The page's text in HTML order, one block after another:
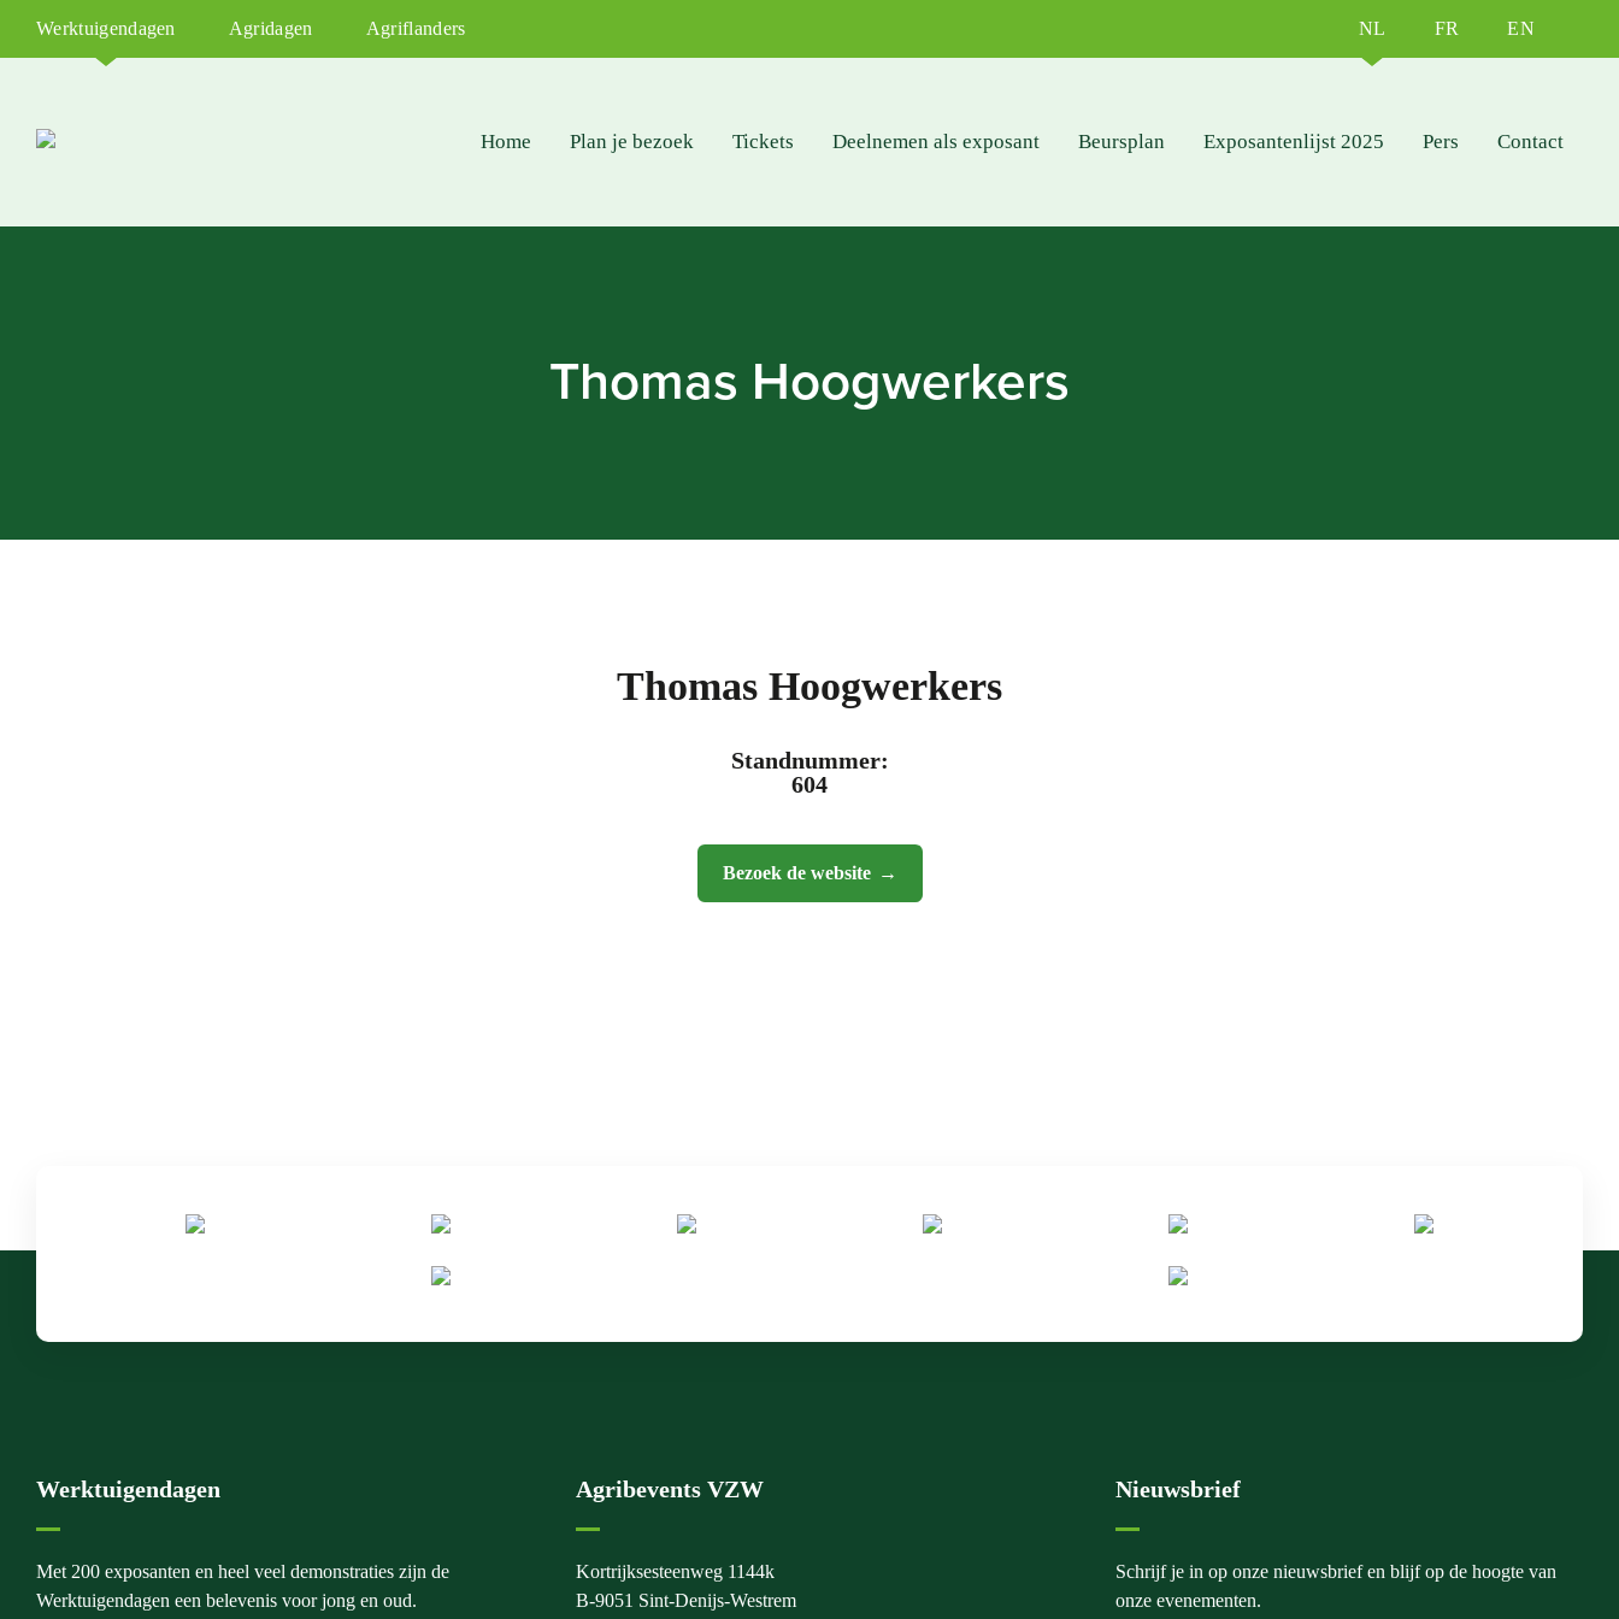
Werktuigendagen Agridagen Agriflanders NL FR EN
Home Plan je bezoek Tickets Deelnemen als exposant Beursplan Exposantenlijst 2025 Pers Contact
Thomas Hoogwerkers
Thomas Hoogwerkers
Standnummer:
604
Bezoek de website
Werktuigendagen
Met 200 exposanten en heel veel demonstraties zijn de
Werktuigendagen een belevenis voor jong en oud.
Agribevents VZW
Kortrijksesteenweg 1144k
B-9051 Sint-Denijs-Westrem
Nieuwsbrief
Schrijf je in op onze nieuwsbrief en blijf op de hoogte van
onze evenementen.